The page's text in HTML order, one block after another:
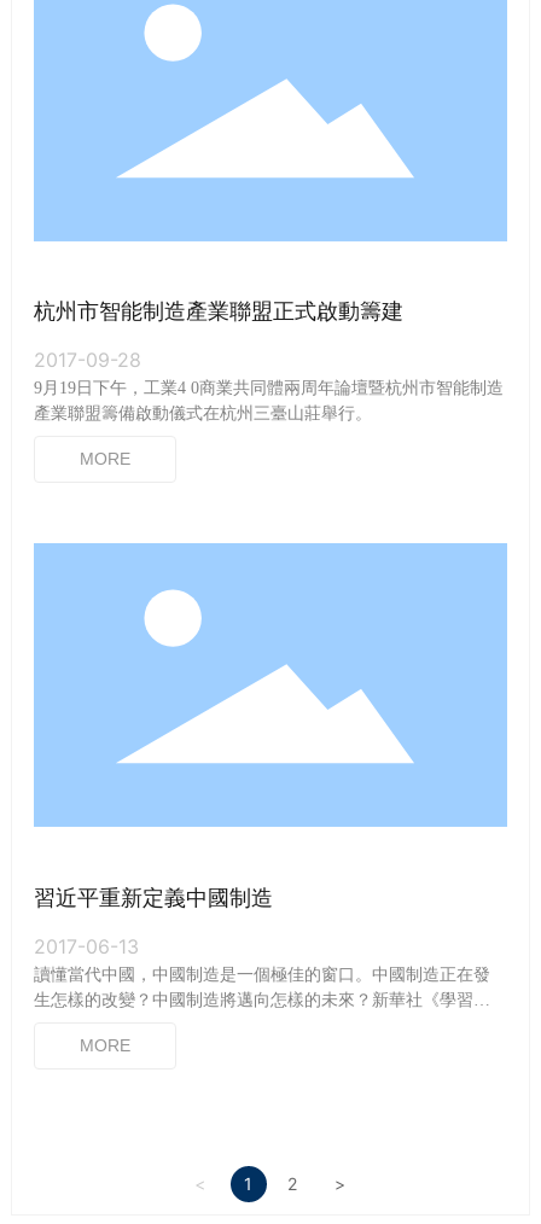
杭州市智能制造產業聯盟正式啟動籌建
2017-09-28
9月19日下午，工業4 0商業共同體兩周年論壇暨杭州市智能制造
產業聯盟籌備啟動儀式在杭州三臺山莊舉行。
MORE
習近平重新定義中國制造
2017-06-13
讀懂當代中國，中國制造是一個極佳的窗口。中國制造正在發
生怎樣的改變？中國制造將邁向怎樣的未來？新華社《學習進
要論述，與您一起思考中國制造的轉型升級之路。
MORE
< 1 2 >